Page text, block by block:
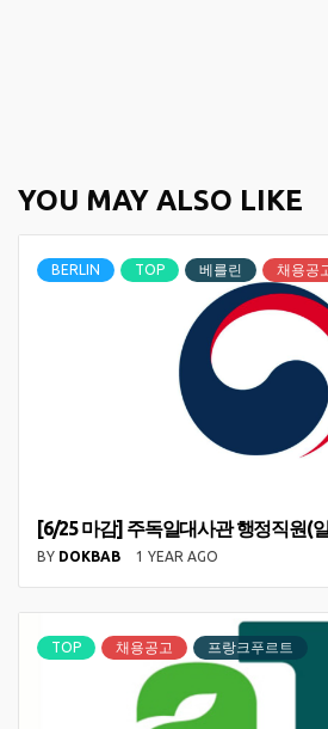
YOU MAY ALSO LIKE
BERLIN TOP 베를린 채용공
[6/25 마감] 주독일대사관 행정직원(
BY DOKBAB 1 YEAR AGO
TOP 채용공고 프랑크푸르트